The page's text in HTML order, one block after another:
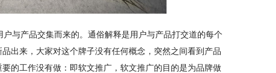
与产品交集而来的。通俗解释是用户与产品打交道的每个
出来，大家对这个牌子没有任何概念，突然之间看到产品
的工作没有做：即软文推广，软文推广的目的是为品牌做